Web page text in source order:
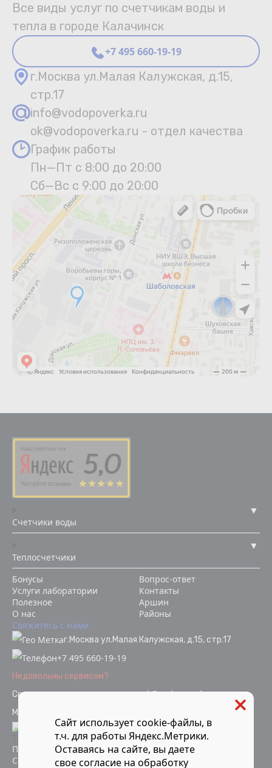
Все виды услуг по счетчикам воды и
тепла в городе Калачинск
+7 495 660-19-19
г.Москва ул.Малая Калужская, д.15,
стр.17
info@vodopoverka.ru
ok@vodopoverka.ru - отдел качества
График работы
Пн—Пт с 8:00 до 20:00
Сб—Вс с 9:00 до 20:00
Счетчики воды
Теплосчетчики
Бонусы
Услуги лаборатории
Полезное
О нас
Вопрос-ответ
Контакты
Аршин
Районы
Свяжитесь с нами
г.Москва ул.Малая Калужская, д.15, стр.17
+7 495 660-19-19
Недовольны сервисом?
Связаться с отделом качестваok@vodopoverka.ru
Мы в социальных сетях:
Политика конфиденциальности
Согласие на обработку персональных данных
Сайт использует cookie-файлы, в
т.ч. для работы Яндекс.Метрики.
Оставаясь на сайте, вы даете
своесогласие на обработку